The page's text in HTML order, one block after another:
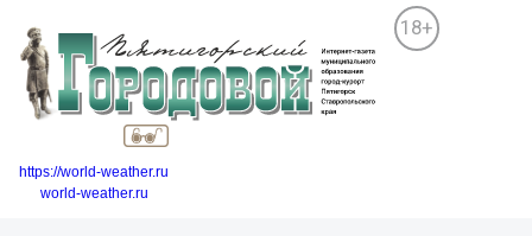
18+
https://world-weather.ru
world-weather.ru